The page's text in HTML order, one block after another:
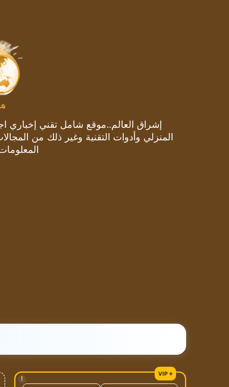
إشراق العالم..موقع شامل تقني إخباري
المنزلي وأدوات التقنية وغير ذلك من
!